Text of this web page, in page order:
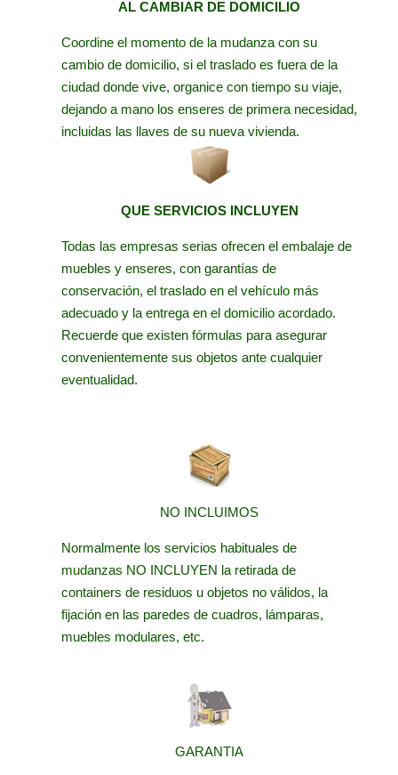
AL CAMBIAR DE DOMICILIO
Coordine el momento de la mudanza con su
cambio de domicilio, si el traslado es fuera de la
ciudad donde vive, organice con tiempo su viaje,
dejando a mano los enseres de primera necesidad,
incluidas las llaves de su nueva vivienda.
QUE SERVICIOS INCLUYEN
Todas las empresas serias ofrecen el embalaje de
muebles y enseres, con garantías de
conservación, el traslado en el vehículo más
adecuado y la entrega en el domicilio acordado.
Recuerde que existen fórmulas para asegurar
convenientemente sus objetos ante cualquier
eventualidad.
NO INCLUIMOS
Normalmente los servicios habituales de
mudanzas NO INCLUYEN la retirada de
containers de residuos u objetos no válidos, la
fijación en las paredes de cuadros, lámparas,
muebles modulares, etc.
GARANTIA